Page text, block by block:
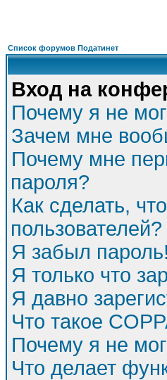
Список форумов Податинет
Вход на
Почему я не
Зачем мне
Почему мне
пароля?
Как сделать,
пользователей?
Я забыл пароль!
Я только что
Я давно
Что такое
Почему я не
Что делает